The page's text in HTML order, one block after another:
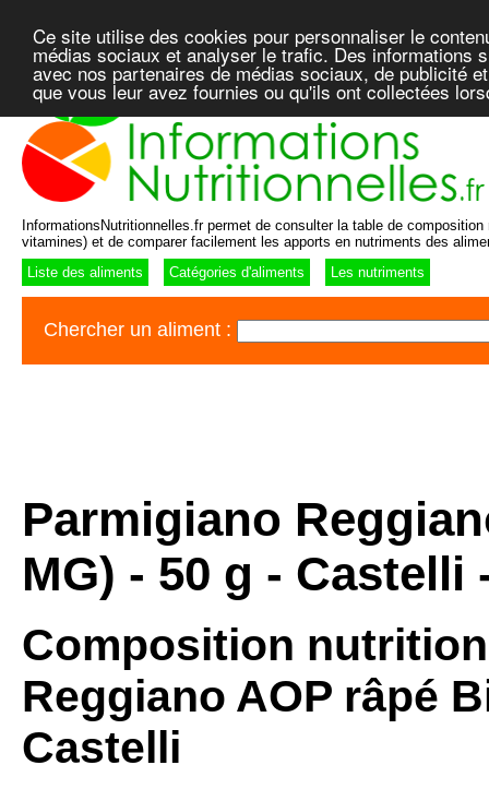
Ce site utilise des cookies pour personnaliser le
médias sociaux et analyser le trafic. Des informations
avec nos partenaires de médias sociaux, de publicité
que vous leur avez fournies ou qu'ils ont collectées
InformationsNutritionnelles.fr permet de consulter la table de
vitamines) et de comparer facilement les apports en nutriments des
Liste des aliments
Catégories d'aliments Les nutriments
Chercher un aliment :
Parmigiano
MG) - 50 g - Castelli
Composition
Reggiano AOP râpé
Castelli